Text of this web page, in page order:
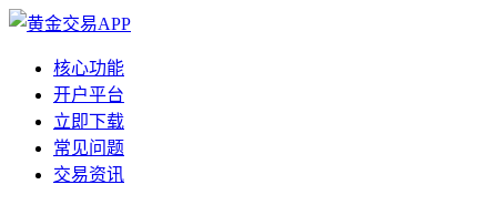
核心功能
开户平台
立即下载
常见问题
交易资讯